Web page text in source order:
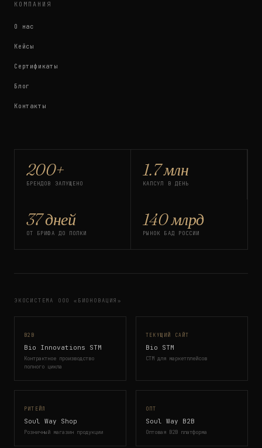
КОМПАНИЯ
О нас
Кейсы
Сертификаты
Блог
Контакты
200+
БРЕНДОВ ЗАПУЩЕНО
1.7 млн
КАПСУЛ В ДЕНЬ
37 дней
ОТ БРИФА ДО ПОЛКИ
140 млрд
РЫНОК БАД РОССИИ
ЭКОСИСТЕМА ООО «БИОНОВАЦИЯ»
B2B
Bio Innovations STM
Контрактное производство
полного цикла
ТЕКУЩИЙ САЙТ
Bio STM
СТМ для маркетплейсов
РИТЕЙЛ
Soul Way Shop
Розничный магазин продукции
ОПТ
Soul Way B2B
Оптовая B2B платформа